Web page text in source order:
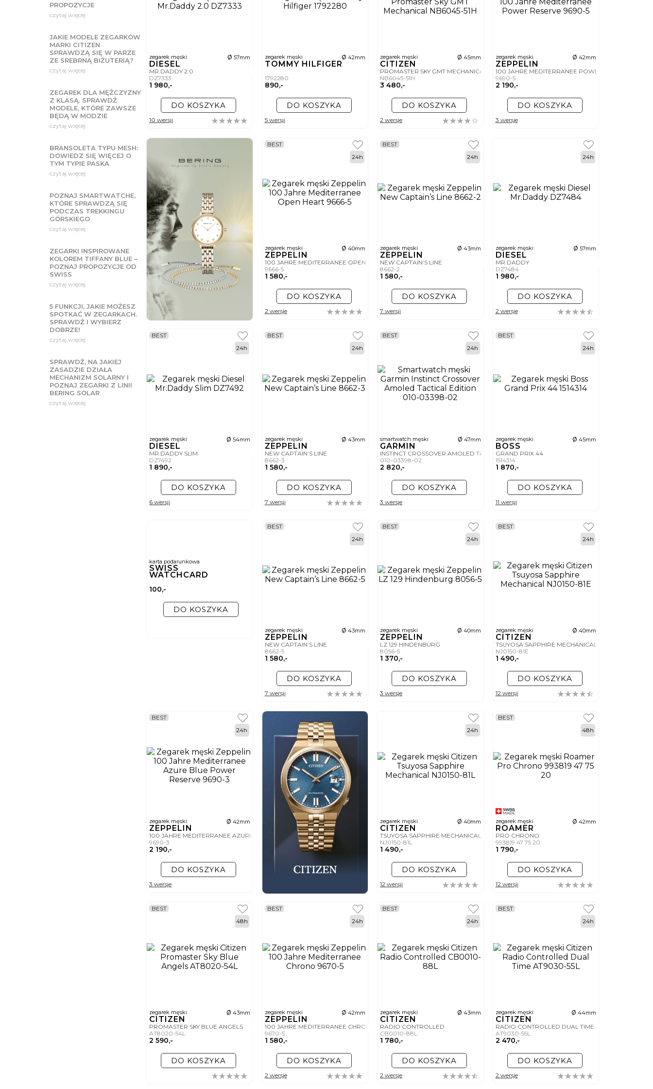
PROPOZYCJE
czytaj więcej
JAKIE MODELE ZEGARKÓW
MARKI CITIZEN
SPRAWDZĄ SIĘ W PARZE
ZE SREBRNĄ BIŻUTERIĄ?
czytaj więcej
ZEGAREK DLA MĘŻCZYZNY
Z KLASĄ. SPRAWDŹ
MODELE, KTÓRE ZAWSZE
BĘDĄ W MODZIE
czytaj więcej
BRANSOLETA TYPU MESH:
DOWIEDZ SIĘ WIĘCEJ O
TYM TYPIE PASKA
czytaj więcej
POZNAJ SMARTWATCHE,
KTÓRE SPRAWDZĄ SIĘ
PODCZAS TREKKINGU
GÓRSKIEGO
czytaj więcej
ZEGARKI INSPIROWANE
KOLOREM TIFFANY BLUE –
POZNAJ PROPOZYCJE OD
SWISS
czytaj więcej
5 FUNKCJI, JAKIE MOŻESZ
SPOTKAĆ W ZEGARKACH.
SPRAWDŹ I WYBIERZ
DOBRZE!
czytaj więcej
SPRAWDŹ, NA JAKIEJ
ZASADZIE DZIAŁA
MECHANIZM SOLARNY I
POZNAJ ZEGARKI Z LINII
BERING SOLAR
czytaj więcej
zegarek męski ø 57mm
DIESEL
MR.DADDY 2.0
DZ7333
1 980,-
DO KOSZYKA
10 wersji
zegarek męski ø 42mm
TOMMY HILFIGER
1792280
890,-
DO KOSZYKA
5 wersji
zegarek męski ø 45mm
CITIZEN
PROMASTER SKY GMT MECHANICAL
NB6045-51H
3 480,-
DO KOSZYKA
2 wersje
zegarek męski ø 42mm
ZEPPELIN
100 JAHRE MEDITERRANEE POWER RESERVE
9690-5
2 190,-
DO KOSZYKA
3 wersje
zegarek męski ø 40mm
ZEPPELIN
100 JAHRE MEDITERRANEE OPEN HEART
9666-5
1 580,-
BEST
24h
DO KOSZYKA
2 wersje
zegarek męski ø 43mm
ZEPPELIN
NEW CAPTAIN’S LINE
8662-2
1 580,-
BEST
24h
DO KOSZYKA
7 wersji
zegarek męski ø 57mm
DIESEL
MR.DADDY
DZ7484
1 980,-
24h
DO KOSZYKA
2 wersje
zegarek męski ø 54mm
DIESEL
MR.DADDY SLIM
DZ7492
1 890,-
BEST
24h
DO KOSZYKA
6 wersji
zegarek męski ø 43mm
ZEPPELIN
NEW CAPTAIN’S LINE
8662-3
1 580,-
BEST
24h
DO KOSZYKA
7 wersji
smartwatch męski ø 47mm
GARMIN
INSTINCT CROSSOVER AMOLED TACTICAL EDITION
010-03398-02
2 820,-
BEST
24h
DO KOSZYKA
3 wersje
zegarek męski ø 45mm
BOSS
GRAND PRIX 44
1514314
1 870,-
BEST
24h
DO KOSZYKA
11 wersji
karta podarunkowa
SWISS
WATCHCARD
100,-
DO KOSZYKA
zegarek męski ø 43mm
ZEPPELIN
NEW CAPTAIN’S LINE
8662-5
1 580,-
BEST
24h
DO KOSZYKA
7 wersji
zegarek męski ø 40mm
ZEPPELIN
LZ 129 HINDENBURG
8056-5
1 370,-
BEST
24h
DO KOSZYKA
3 wersje
zegarek męski ø 40mm
CITIZEN
TSUYOSA SAPPHIRE MECHANICAL
NJ0150-81E
1 490,-
BEST
24h
DO KOSZYKA
12 wersji
zegarek męski ø 42mm
ZEPPELIN
100 JAHRE MEDITERRANEE AZURE BLUE POWER RESERVE
9690-3
2 190,-
BEST
24h
DO KOSZYKA
3 wersje
zegarek męski ø 40mm
CITIZEN
TSUYOSA SAPPHIRE MECHANICAL
NJ0150-81L
1 490,-
24h
DO KOSZYKA
12 wersji
zegarek męski ø 42mm
ROAMER
PRO CHRONO
993819 47 75 20
1 790,-
BEST
48h
DO KOSZYKA
12 wersji
zegarek męski ø 43mm
CITIZEN
PROMASTER SKY BLUE ANGELS
AT8020-54L
2 590,-
BEST
48h
DO KOSZYKA
zegarek męski ø 42mm
ZEPPELIN
100 JAHRE MEDITERRANEE CHRONO
9670-5
1 580,-
BEST
24h
DO KOSZYKA
2 wersje
zegarek męski ø 43mm
CITIZEN
RADIO CONTROLLED
CB0010-88L
1 780,-
BEST
24h
DO KOSZYKA
2 wersje
zegarek męski ø 44mm
CITIZEN
RADIO CONTROLLED DUAL TIME
AT9030-55L
2 470,-
BEST
24h
DO KOSZYKA
2 wersje